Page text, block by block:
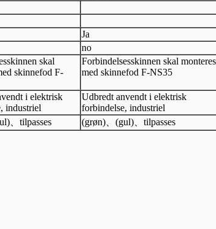
Ja
no
skal
skinnefod F-
Forbindelsesskinnen skal monteres
med skinnefod F-NS35
i elektrisk
industriel
Udbredt anvendt i elektrisk
forbindelse, industriel
tilpasses (grøn) (gul) tilpasses